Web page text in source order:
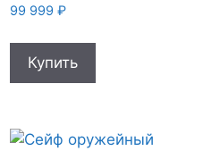
99 999 ₽
Купить